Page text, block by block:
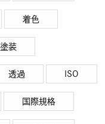
着色
塗装
透過 ISO
国際規格